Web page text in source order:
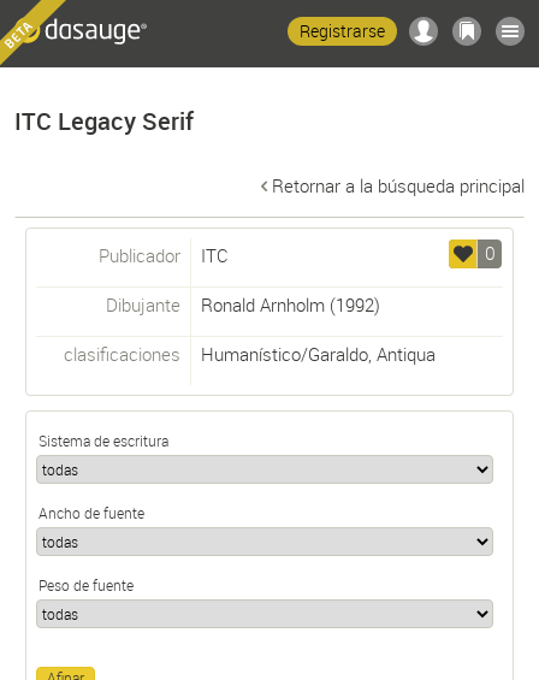
Registrarse
ITC Legacy Serif
Retornar a la búsqueda principal
0
Publicador ITC
Dibujante Ronald Arnholm(1992)
clasificaciones Humanístico/Garaldo, Antiqua
Sistema de escritura
Ancho de fuente
Peso de fuente